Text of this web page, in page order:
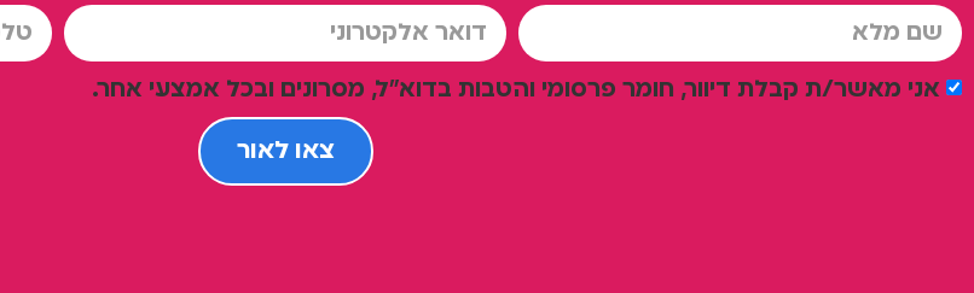
אני מאשר/ת קבלת דיוור, חומר פרסומי והטבות בדוא"ל, מסרונים ובכל אמצעי אחר.
צאו לאור